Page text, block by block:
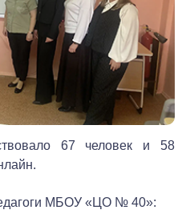
67 человек и 58
МБОУ «ЦО № 40»: